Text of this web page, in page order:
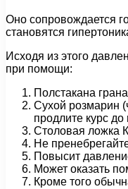
Оно сопровождается
становятся
Исходя из этого
при помощи:
Полстакана
Сухой розмарин
продлите курс до
Столовая ложка
Не
Повысит
Может оказать
Кроме того